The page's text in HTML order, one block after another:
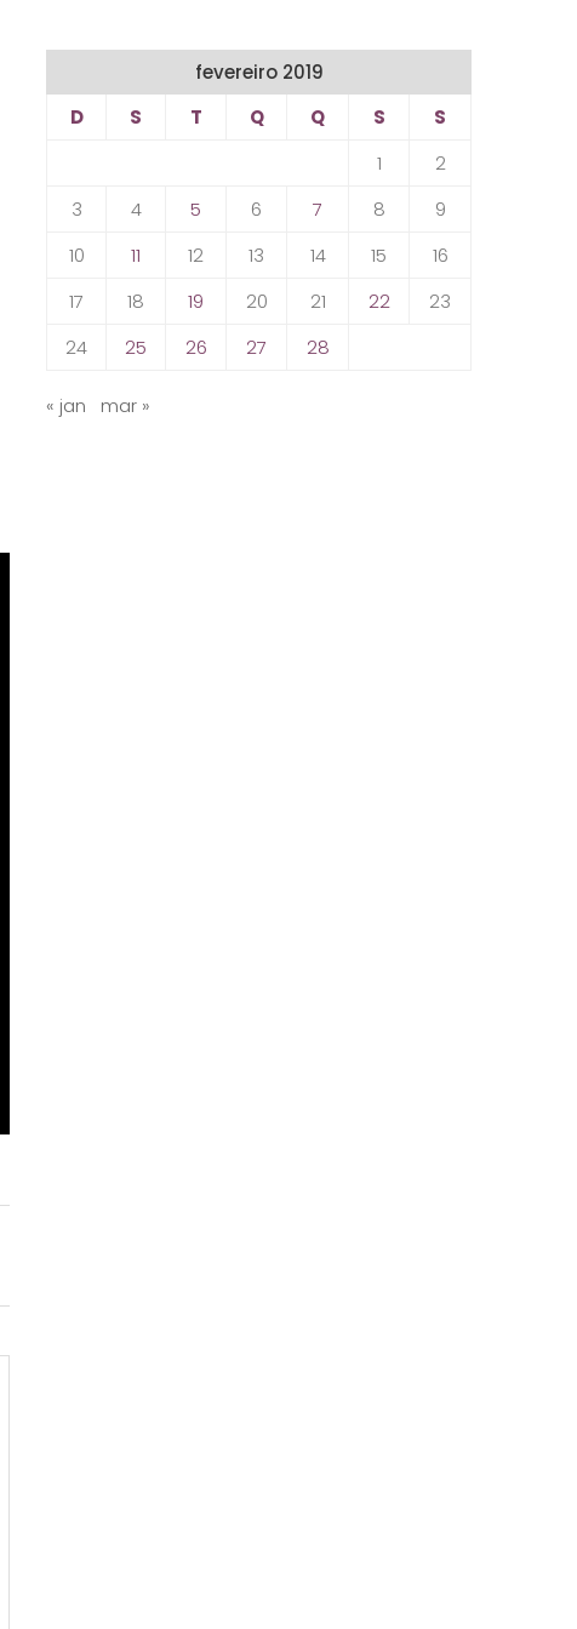
fevereiro 2019
D
S T Q Q S
S
1
2
3
4 5 6 7 8
9
10
11 12 13 14 15
16
17
18 19 20 21 22
23
24
25 26 27 28
« jan mar »